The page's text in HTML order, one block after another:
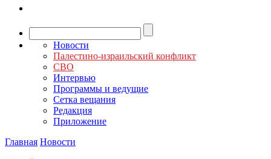
Новости
Палестино-израильский конфликт
СВО
Интервью
Программы и ведущие
Сетка вещания
Редакция
Приложение
Главная Новости